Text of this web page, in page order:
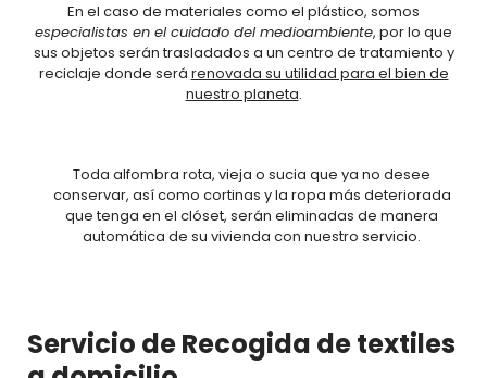
En el caso de materiales como el plástico, somos
especialistas en el cuidado del medioambiente, por lo que
sus objetos serán trasladados a un centro de tratamiento y
reciclaje donde será renovada su utilidad para el bien de
nuestro planeta.
Toda alfombra rota, vieja o sucia que ya no desee
conservar, así como cortinas y la ropa más deteriorada
que tenga en el clóset, serán eliminadas de manera
automática de su vivienda con nuestro servicio.
Servicio de Recogida de textiles